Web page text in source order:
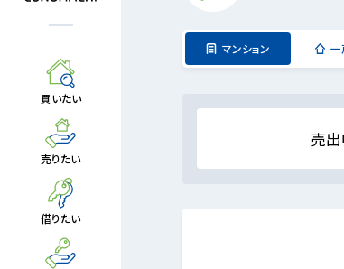
買いたい
売りたい
借りたい
マンション 一
売